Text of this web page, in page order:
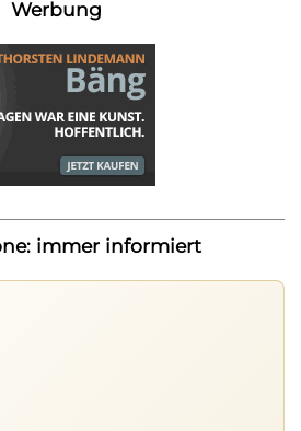
Werbung
immer informiert